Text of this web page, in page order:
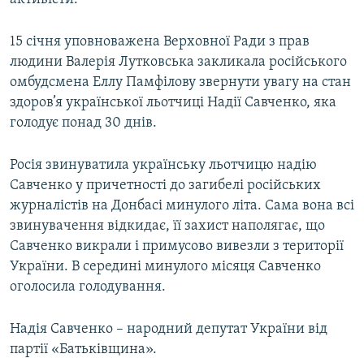
15 січня уповноважена Верховної Ради з прав
людини Валерія Лутковська закликала російського
омбудсмена Еллу Памфілову звернути увагу на стан
здоров’я української льотчиці Надії Савченко, яка
голодує понад 30 днів.
Росія звинуватила українську льотчицю надію
Савченко у причетності до загибелі російських
журналістів на Донбасі минулого літа. Сама вона всі
звинувачення відкидає, її захист наполягає, що
Савченко викрали і примусово вивезли з території
України. В середині минулого місяця Савченко
оголосила голодування.
Надія Савченко – народний депутат України від
партії «Батьківщина».